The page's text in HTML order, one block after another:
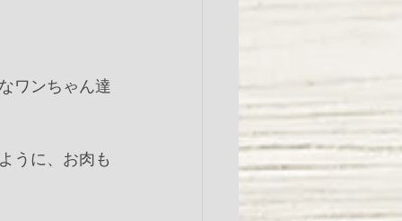
ワンちゃん達
うに、お肉も